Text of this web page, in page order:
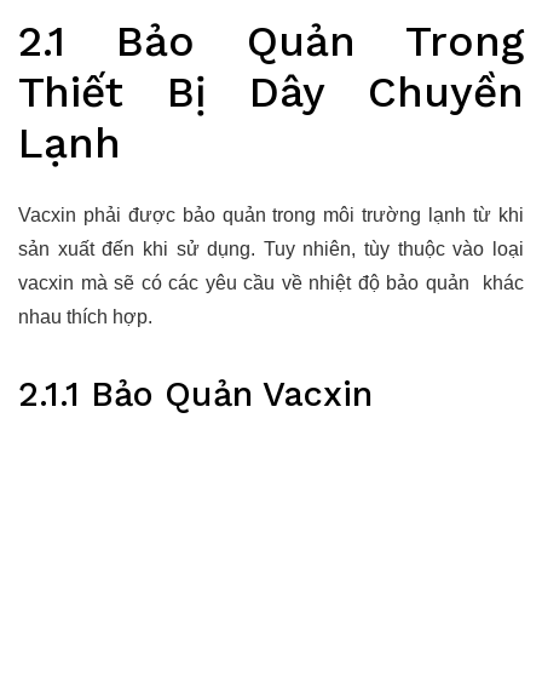
2.1 Bảo Quản Trong
Thiết Bị Dây Chuyền
Lạnh
Vacxin phải được bảo quản trong môi trường lạnh từ khi
sản xuất đến khi sử dụng. Tuy nhiên, tùy thuộc vào loại
vacxin mà sẽ có các yêu cầu về nhiệt độ bảo quản khác
nhau thích hợp.
2.1.1 Bảo Quản Vacxin